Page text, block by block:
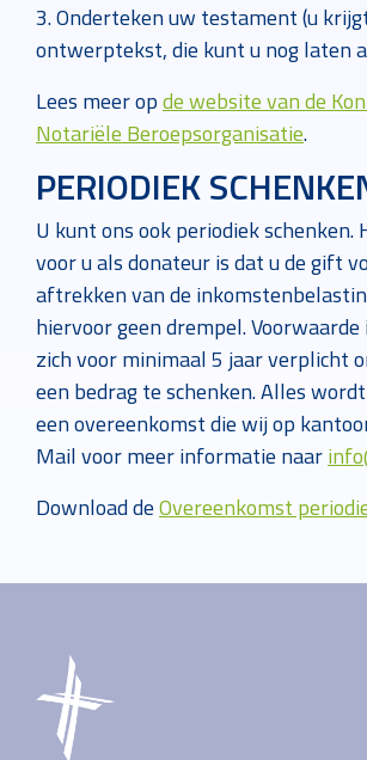
3. Onderteken uw testament (u
ontwerptekst, die kunt u nog laten
Lees meer opde website van de
Notariële Beroepsorganisatie.
PERIODIEK
U kunt ons ook periodiek schenken.
voor u als donateur is dat u de gift
aftrekken van de
hiervoor geen drempel.
zich voor minimaal 5 jaar verplicht
een bedrag te schenken. Alles
een overeenkomst die wij op
Mail voor meer informatie naar
Download deOvereenkomst